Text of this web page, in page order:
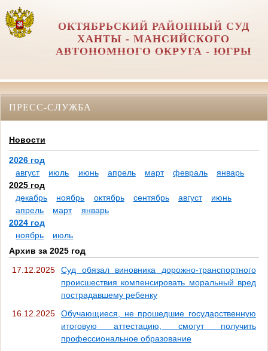
ОКТЯБРЬСКИЙ РАЙОННЫЙ СУД
ХАНТЫ - МАНСИЙСКОГО
АВТОНОМНОГО ОКРУГА - ЮГРЫ
ПРЕСС-СЛУЖБА
Новости
2026 год
август
июль июнь апрель март февраль
январь
2025 год
декабрь
ноябрь октябрь сентябрь август
июнь
апрель
март
январь
2024 год
ноябрь
июль
Архив за 2025 год
17.12.2025
Суд обязал виновника дорожно-транспортного
происшествия компенсировать моральный вред
пострадавшему ребенку
16.12.2025
Обучающиеся, не прошедшие государственную
итоговую аттестацию, смогут получить
профессиональное образование